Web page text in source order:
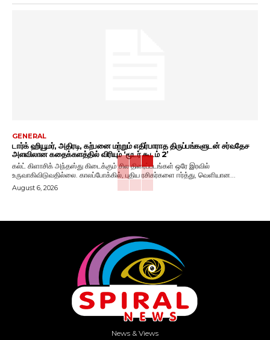
GENERAL
டார்க் ஹியூமர், அதிரடி, கற்பனை மற்றும் எதிர்பாராத திருப்பங்களுடன் சர்வதேச
அளவிலான கதைக்களத்தில் விரியும் ‘மூடர் கூடம் 2’
கல்ட் கிளாசிக் அந்தஸ்து கிடைக்கும் சில திரைப்படங்கள் ஒரே இரவில்
உருவாகிவிடுவதில்லை. காலப்போக்கில், புதிய ரசிகர்களை ஈர்த்து, வெளியான...
August 6, 2026
News & Views